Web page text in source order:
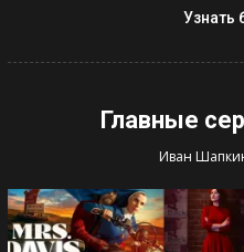
Узнать
Главные
Иван